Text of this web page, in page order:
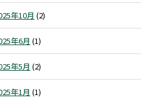
年10月 (2)
年6月 (1)
年5月 (2)
年1月 (1)